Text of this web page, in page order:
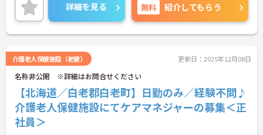
詳細を見る 無料 紹介してもらう
介護老人保健施設（老健） 更新日：2025年12月08日
名称非公開 ※詳細はお問合せください
【北海道／白老郡白老町】日勤のみ／経験不問♪
介護老人保健施設にてケアマネジャーの募集＜正
社員＞